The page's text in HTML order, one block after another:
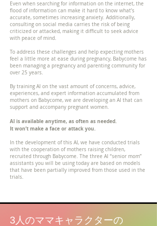
Even when searching for information on the internet, the
flood of information can make it hard to know what’s
accurate, sometimes increasing anxiety. Additionally,
consulting on social media carries the risk of being
criticized or attacked, making it difficult to seek advice
with peace of mind.
To address these challenges and help expecting mothers
feel a little more at ease during pregnancy, Babycome has
been managing a pregnancy and parenting community for
over 25 years.
By training AI on the vast amount of concerns, advice,
experiences, and expert information accumulated from
mothers on Babycome, we are developing an AI that can
support and accompany pregnant women.
AI is available anytime, as often as needed.
It won’t make a face or attack you.
In the development of this AI, we have conducted trials
with the cooperation of mothers raising children,
recruited through Babycome. The three AI “senior mom”
assistants you will be using today are based on models
that have been partially improved from those used in the
trials.
3人のママキャラクターの